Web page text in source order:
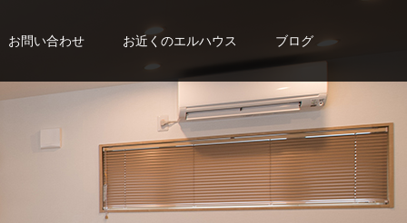
お問い合わせ お近くのエルハウス ブログ